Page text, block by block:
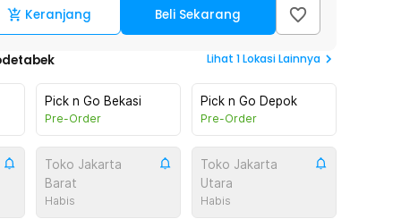
Keranjang Beli Sekarang
Lihat 1Lokasi Lainnya
Pick n Go Bekasi
Pre-Order
Pick n Go Depok
Pre-Order
Toko Jakarta
Barat
Habis
Toko Jakarta
Utara
Habis